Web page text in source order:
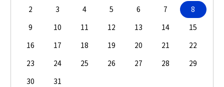
2
3 4 5 6 7
8
9
10 11 12 13 14
15
16
17 18 19 20 21
22
23
24 25 26 27 28
29
30
31